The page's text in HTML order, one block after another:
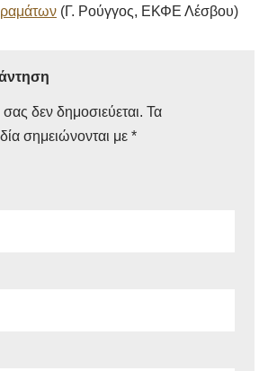
(Γ. Ρούγγος, ΕΚΦΕ Λέσβου)
δεν δημοσιεύεται. Τα
σημειώνονται με *